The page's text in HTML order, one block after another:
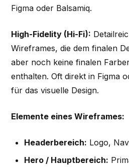
Figma oder Balsamiq.
High-Fidelity (Hi-Fi):
Wireframes, die dem finalen
aber noch keine finalen
enthalten. Oft direkt in Figma
für das visuelle Design.
Elemente eines Wireframes:
Headerbereich: Logo,
Hero / Hauptbereich: